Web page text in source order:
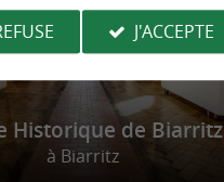
Historique de Biarritz
à Biarritz
J'ACCEPTE